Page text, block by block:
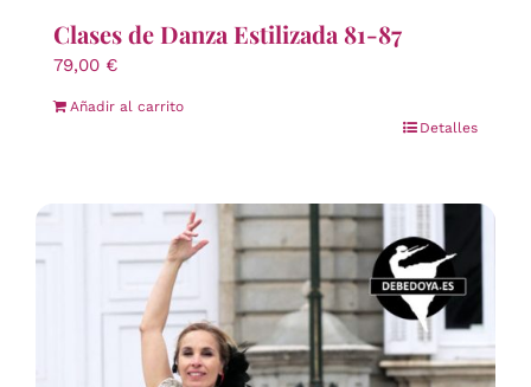
Clases de Danza Estilizada 81-87
79,00 €
Añadir al carrito
Detalles